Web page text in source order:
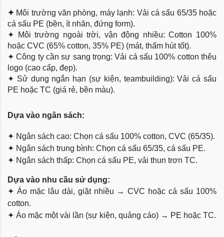
✦ Môi trường văn phòng, máy lạnh: Vải cá sấu 65/35 hoặc
cá sấu PE (bền, ít nhăn, đứng form).
✦
Môi trường ngoài trời, vận động nhiều: Cotton 100%
hoặc CVC (65% cotton, 35% PE) (mát, thấm hút tốt).
✦Công ty cần sự sang trọng: Vải cá sấu 100% cotton thêu
logo (cao cấp, đẹp).
✦ Sử dụng ngắn hạn (sự kiện, teambuilding): Vải cá sấu
PE hoặc TC (giá rẻ, bền màu).
Dựa vào ngân sách:
✦ Ngân sách cao: Chọn cá sấu 100% cotton, CVC (65/35).
✦ Ngân sách trung bình: Chọn cá sấu 65/35, cá sấu PE.
✦ Ngân sách thấp: Chọn cá sấu PE, vải thun trơn TC.
Dựa vào nhu cầu sử dụng:
✦ Áo mặc lâu dài, giặt nhiều → CVC hoặc cá sấu 100%
cotton.
✦ Áo mặc một vài lần (sự kiện, quảng cáo) → PE hoặc TC.